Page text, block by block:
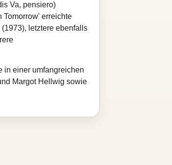
Va, pensiero)
erreichte
letztere ebenfalls
in einer umfangreichen
Margot Hellwig sowie